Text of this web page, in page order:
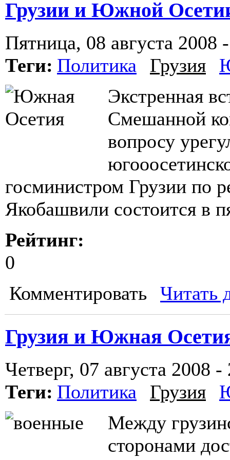
Грузии и Южной
Пятница, 08 августа 2008
Теги: Политика Грузия
Экстренная
Смешанной
вопросу
госминистром Грузии по
Якобашвили состоится в
Рейтинг:
0
Комментировать
Читать
Грузия и Южная
Четверг, 07 августа 2008 -
Теги: Политика Грузия
Между
сторонами